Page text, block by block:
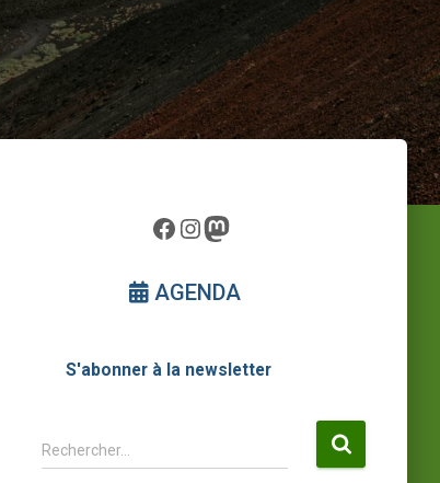
Facebook InstagramMastodon
AGENDA
S'abonner à la newsletter
R
Rechercher…